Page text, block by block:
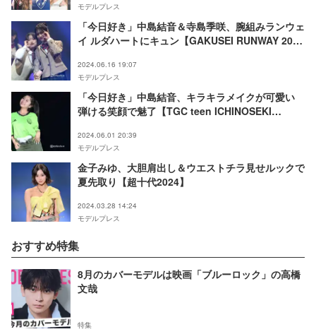
モデルプレス
「今日好き」中島結音＆寺島季咲、腕組みランウェ
イ ルダハートにキュン【GAKUSEI RUNWAY 2024
2024.06.16 19:07
モデルプレス
「今日好き」中島結音、キラキラメイクが可愛い
弾ける笑顔で魅了【TGC teen ICHINOSEKI
2024.06.01 20:39
モデルプレス
金子みゆ、大胆肩出し＆ウエストチラ見せルックで
夏先取り【超十代2024】
2024.03.28 14:24
モデルプレス
おすすめ特集
8月のカバーモデルは映画「ブルーロック」の高橋
文哉
特集